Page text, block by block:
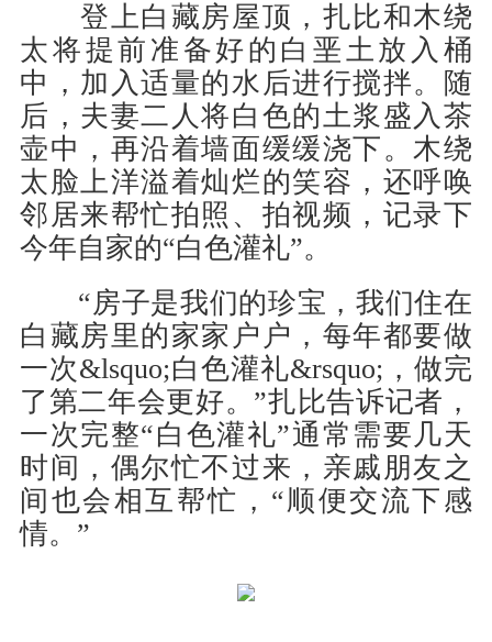
登上白藏房屋顶，扎比和木绕
太将提前准备好的白垩土放入桶
中，加入适量的水后进行搅拌。随
后，夫妻二人将白色的土浆盛入茶
壶中，再沿着墙面缓缓浇下。木绕
太脸上洋溢着灿烂的笑容，还呼唤
邻居来帮忙拍照、拍视频，记录下
今年自家的“白色灌礼”。
“房子是我们的珍宝，我们住在
白藏房里的家家户户，每年都要做
一次&lsquo;白色灌礼&rsquo;，做完
了第二年会更好。”扎比告诉记者，
一次完整“白色灌礼”通常需要几天
时间，偶尔忙不过来，亲戚朋友之
间也会相互帮忙，“顺便交流下感
情。”